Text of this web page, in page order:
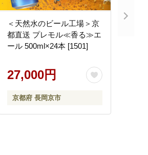
＜天然水のビール工場＞京
都直送 プレモル≪香る≫エ
ール 500ml×24本 [1501]
27,000円
京都府 長岡京市